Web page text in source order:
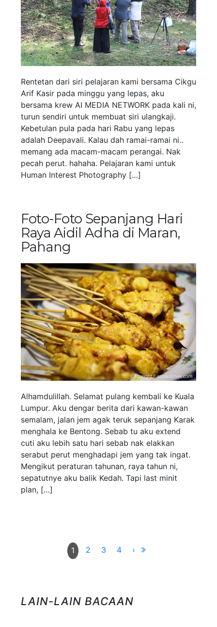
Rentetan dari siri pelajaran kami bersama Cikgu
Arif Kasir pada minggu yang lepas, aku
bersama krew AI MEDIA NETWORK pada kali ni,
turun sendiri untuk membuat siri ulangkaji.
Kebetulan pula pada hari Rabu yang lepas
adalah Deepavali. Kalau dah ramai-ramai ni..
memang ada macam-macam perangai. Nak
pecah perut. hahaha. Pelajaran kami untuk
Human Interest Photography […]
Foto-Foto Sepanjang Hari
Raya Aidil Adha di Maran,
Pahang
Alhamdulillah. Selamat pulang kembali ke Kuala
Lumpur. Aku dengar berita dari kawan-kawan
semalam, jalan jem agak teruk sepanjang Karak
menghala ke Bentong. Sebab tu aku extend
cuti aku lebih satu hari sebab nak elakkan
serabut perut menghadapi jem yang tak ingat.
Mengikut peraturan tahunan, raya tahun ni,
sepatutnye aku balik Kedah. Tapi last minit
plan, […]
1 2 3 4 ›
LAIN-LAIN BACAAN